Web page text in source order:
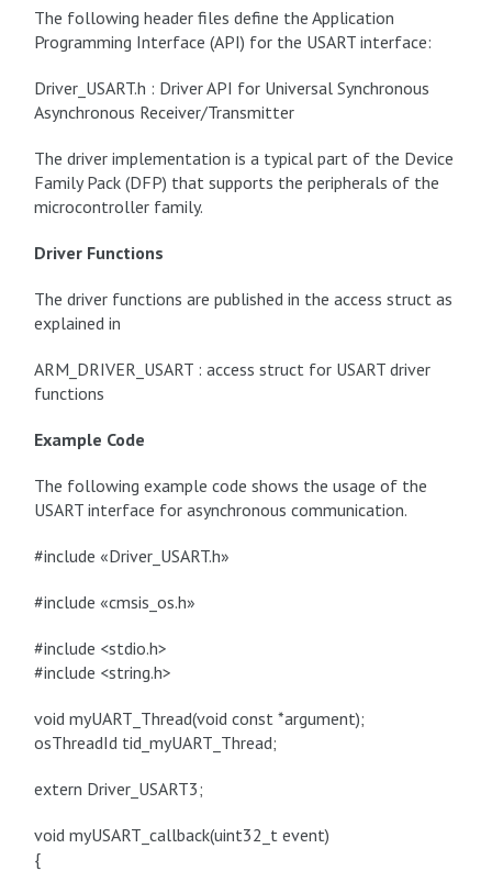
The following header files define the Application
Programming Interface (API) for the USART interface:
Driver_USART.h : Driver API for Universal Synchronous
Asynchronous Receiver/Transmitter
The driver implementation is a typical part of the Device
Family Pack (DFP) that supports the peripherals of the
microcontroller family.
Driver Functions
The driver functions are published in the access struct as
explained in
ARM_DRIVER_USART : access struct for USART driver
functions
Example Code
The following example code shows the usage of the
USART interface for asynchronous communication.
#include «Driver_USART.h»
#include «cmsis_os.h»
#include <stdio.h>
#include <string.h>
void myUART_Thread(void const *argument);
osThreadId tid_myUART_Thread;
extern Driver_USART3;
void myUSART_callback(uint32_t event)
{